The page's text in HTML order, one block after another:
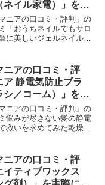
ネイル家電）」を実
た正直感想
ニアの口コミ・評判」の
「おうちネイルでもサロ
に美しいジェルネイルを
ニアの口コミ・評
ア 静電気防止ブラ
シ／コーム）」を実
た正直感想
ニアの口コミ・評判」の
悩みが尽きない髪の静電
救いを求めてみた乾燥が
ニアの口コミ・評
イティブワックス